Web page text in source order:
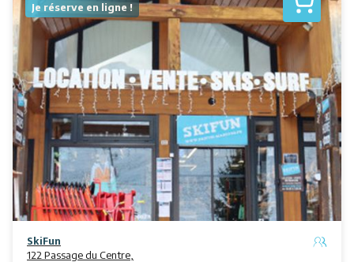
Animations
Je réserve en ligne !
SkiFun
122 Passage du Centre,